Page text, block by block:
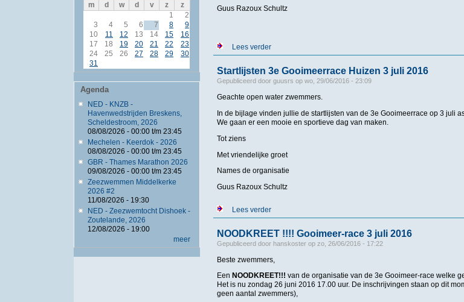
m d w d v z
z
1
2
3
4 5 6 7 8
9
10
11 12 13 14 15
16
17
18 19 20 21 22
23
24
25 26 27 28 29
30
31
Agenda
NED - KNZB -
Havenwedstrijden Breskens,
Scheldestroom, 2026
08/08/2026 - 00:00t/m 23:45
Mechelen - Keerdok - 2026
08/08/2026 - 00:00t/m 23:45
GBR - Thames Marathon 2026
09/08/2026 - 00:00t/m 23:45
Zeezwemmen Middelkerke
2026 #2
11/08/2026 - 19:30
NED - Zeezwemtocht Dishoek -
Zoutelande, 2026
12/08/2026 - 19:00
meer
Guus Razoux Schultz
Lees verderover Uitslagen 3e Gooimeerrace
Startlijsten 3e Gooimeerrace Huizen 3 juli 2016
Gepubliceerd door guusrs op wo, 29/06/2016 - 23:09
Geachte open water zwemmers.
In de bijlage vinden jullie de startlijsten van de 3e Gooimeerrace op 3 juli
We gaan er een mooie en sportieve dag van maken.
Tot ziens
Met vriendelijke groet
Names de organisatie
Guus Razoux Schultz
Lees verderover Startlijsten 3e Gooimeerrace Huizen 3 juli 2016
NOODKREET !!!! Gooimeer-race 3 juli 2016
Gepubliceerd door hanskosterop zo, 26/06/2016 - 17:22
Beste zwemmers,
Een NOODKREET!!! van de organisatie van de 3e Gooimeer-race welke
Het is nu zondag 26 juni 2016 17.00 uur. De inschrijvingen staan op dit
geen aantal zwemmers),